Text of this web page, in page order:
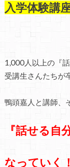
入学体験講
1,000人以上の『
受講生さんたちが
鴨頭嘉人と講師、
『話せる自
なっていく